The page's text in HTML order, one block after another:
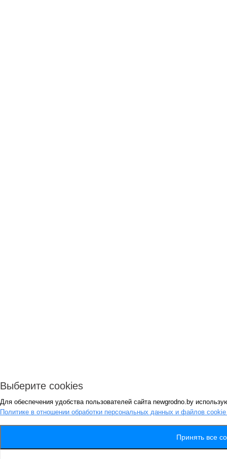
Выберите cookies
Для обеспечения удобства пользователей сайта newgrodno.by
Политике в отношении обработки персональных данных и файлов
Принять все